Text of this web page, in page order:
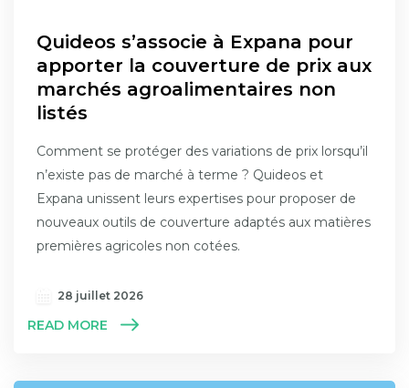
Quideos s’associe à Expana pour
apporter la couverture de prix aux
marchés agroalimentaires non
listés
Comment se protéger des variations de prix lorsqu’il
n’existe pas de marché à terme ? Quideos et
Expana unissent leurs expertises pour proposer de
nouveaux outils de couverture adaptés aux matières
premières agricoles non cotées.
28 juillet 2026
READ MORE